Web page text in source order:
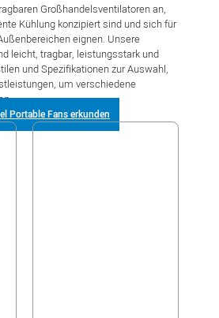
Großhandelsventilatoren an,
Kühlung konzipiert sind und sich für
eignen. Unsere
leicht, tragbar, leistungsstark und
und Spezifikationen zur Auswahl,
um verschiedene
Portable Fans erkunden